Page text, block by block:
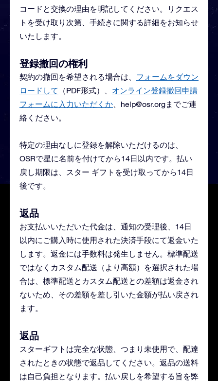
コードと交換の理由を明記してください。リクエス
トを受け取り次第、手続きに関する詳細をお知らせ
いたします。
登録撤回の権利
契約の撤回を希望される場合は、 フォームをダウン
ロードして
（PDF形式）、 オンライン登録撤回申請
フォームに入力いただくか
help@osr.orgまでご連
絡ください。
特定の理由なしに登録を解除いただけるのは、
OSRで星に名前を付けてから14日以内です。払い
戻し期限は、スター ギフトを受け取ってから14日
後です。
返品
お支払いいただいた代金は、通知の受理後、14日
以内にご購入時に使用された決済手段にて返金いた
します。返金には手数料は発生しません。標準配送
ではなくカスタム配送（より高額）を選択された場
合は、標準配送とカスタム配送との差額は返金され
ないため、その差額を差し引いた金額が払い戻され
ます。
返品
スターギフトは完全な状態、つまり未使用で、配達
されたときの状態で返品してください。返品の送料
は自己負担となります。払い戻しを希望する旨を弊